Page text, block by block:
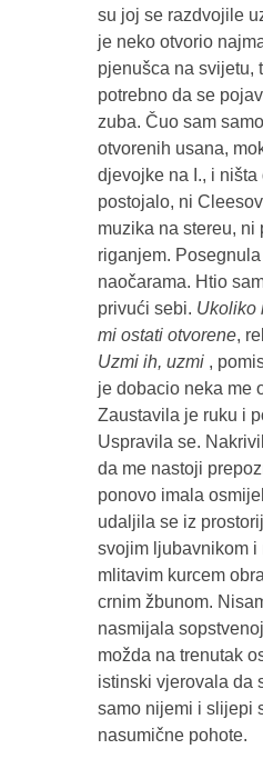
su joj se razdvojile
je neko otvorio
pjenušca na svijetu,
potrebno da se
zuba. Čuo sam
otvorenih usana,
djevojke na I., i ništa
postojalo, ni
muzika na stereu, ni
riganjem.
naočarama. Htio
privući sebi. Ukoliko
mi ostati otvorene,
Uzmi ih, uzmi,
je dobacio neka me
Zaustavila je ruku i
Uspravila se.
da me nastoji
ponovo imala
udaljila se iz
svojim ljubavnikom i
mlitavim kurcem
crnim žbunom.
nasmijala
možda na trenutak
istinski vjerovala da
samo nijemi i slijepi
nasumične pohote.